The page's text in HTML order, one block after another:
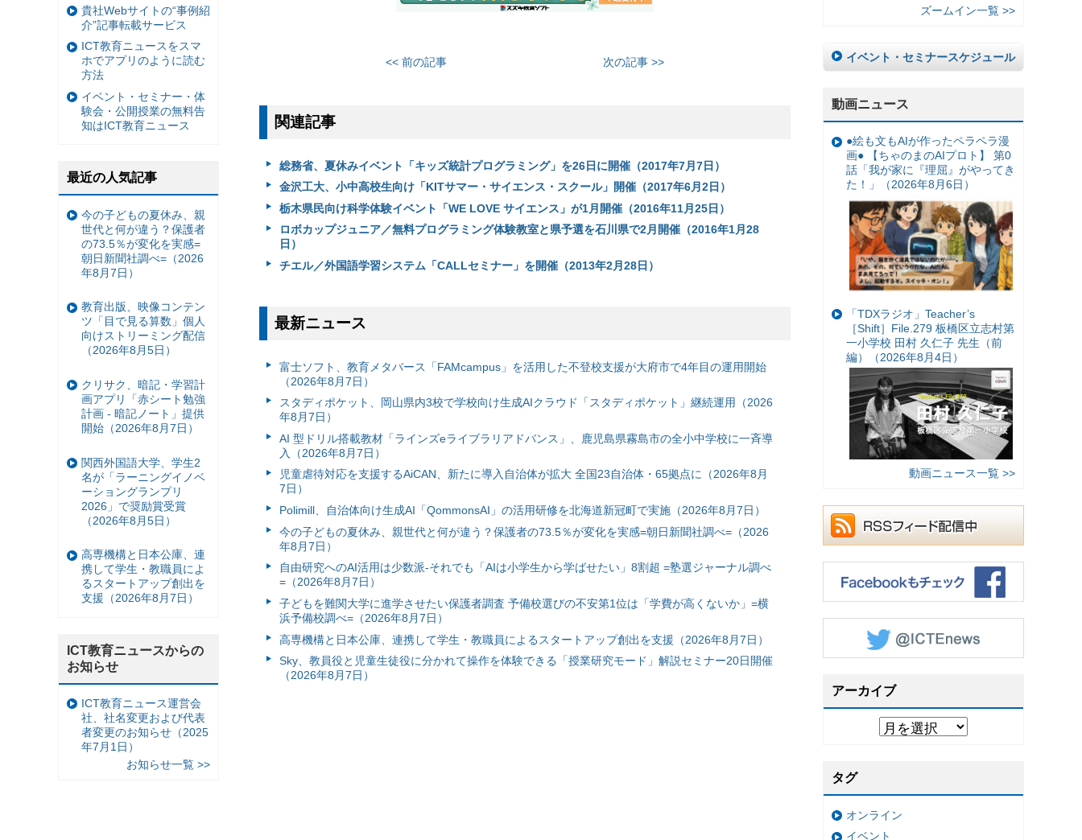
<< 前の記事 次の記事 >>
関連記事
総務省、夏休みイベント「キッズ統計プログラミング」を26日に開催（2017年7月7日）
金沢工大、小中高校生向け「KITサマー・サイエンス・スクール」開催（2017年6月2日）
栃木県民向け科学体験イベント「WE LOVE サイエンス」が1月開催（2016年11月25日）
ロボカップジュニア／無料プログラミング体験教室と県予選を石川県で2月開催（2016年1月28
日）
チエル／外国語学習システム「CALLセミナー」を開催（2013年2月28日）
最新ニュース
富⼠ソフト、教育メタバース「FAMcampus」を活用した不登校支援が大府市で4年目の運用開始
（2026年8月7日）
スタディポケット、岡山県内3校で学校向け生成AIクラウド「スタディポケット」継続運用（2026
年8月7日）
AI 型ドリル搭載教材「ラインズeライブラリアドバンス」、鹿児島県霧島市の全小中学校に一斉導
入（2026年8月7日）
児童虐待対応を支援するAiCAN、新たに導入自治体が拡大 全国23自治体・65拠点に（2026年8月
7日）
Polimill、自治体向け生成AI「QommonsAI」の活用研修を北海道新冠町で実施（2026年8月7日）
今の子どもの夏休み、親世代と何が違う？保護者の73.5％が変化を実感=朝日新聞社調べ=（2026
年8月7日）
自由研究へのAI活用は少数派-それでも「AIは小学生から学ばせたい」8割超 =塾選ジャーナル調べ
=（2026年8月7日）
子どもを難関大学に進学させたい保護者調査 予備校選びの不安第1位は「学費が高くないか」=横
浜予備校調べ=（2026年8月7日）
高専機構と日本公庫、連携して学生・教職員によるスタートアップ創出を支援（2026年8月7日）
Sky、教員役と児童生徒役に分かれて操作を体験できる「授業研究モード」解説セミナー20日開催
（2026年8月7日）
ズームイン一覧 >>
イベント・セミナースケジュール
動画ニュース
●絵も文もAIが作ったペラペラ漫
画● 【ちゃのまのAIプロト】 第0
話「我が家に『理屈』がやってき
た！」（2026年8月6日）
「TDXラジオ」Teacher’s
［Shift］File.279 板橋区立志村第
一小学校 田村 久仁子 先生（前
編）（2026年8月4日）
動画ニュース一覧 >>
アーカイブ
タグ
オンライン
イベント
貴社Webサイトの“事例紹
介”記事転載サービス
ICT教育ニュースをスマ
ホでアプリのように読む
方法
イベント・セミナー・体
験会・公開授業の無料告
知はICT教育ニュース
最近の人気記事
今の子どもの夏休み、親
世代と何が違う？保護者
の73.5％が変化を実感=
朝日新聞社調べ=（2026
年8月7日）
教育出版、映像コンテン
ツ「目で見る算数」個人
向けストリーミング配信
（2026年8月5日）
クリサク、暗記・学習計
画アプリ「赤シート勉強
計画 - 暗記ノート」提供
開始（2026年8月7日）
関西外国語大学、学生2
名が「ラーニングイノベ
ーショングランプリ
2026」で奨励賞受賞
（2026年8月5日）
高専機構と日本公庫、連
携して学生・教職員によ
るスタートアップ創出を
支援（2026年8月7日）
ICT教育ニュースからの
お知らせ
ICT教育ニュース運営会
社、社名変更および代表
者変更のお知らせ（2025
年7月1日）
お知らせ一覧 >>